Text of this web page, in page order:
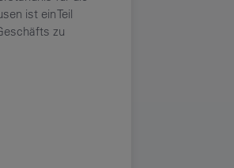
ist ein Teil
zu